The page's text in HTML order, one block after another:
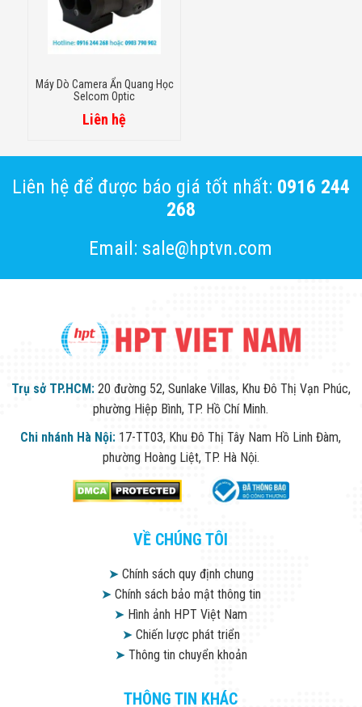
Máy Dò Camera Ẩn Quang Học
Selcom Optic
Liên hệ
Liên hệ để được báo giá tốt nhất: 0916 244
268
Email: sale@hptvn.com
Trụ sở TP.HCM: 20 đường 52, Sunlake Villas, Khu Đô Thị Vạn Phúc,
phường Hiệp Bình, TP. Hồ Chí Minh.
Chi nhánh Hà Nội: 17-TT03, Khu Đô Thị Tây Nam Hồ Linh Đàm,
phường Hoàng Liệt, TP. Hà Nội.
VỀ CHÚNG TÔI
➤Chính sách quy định chung
➤Chính sách bảo mật thông tin
➤ Hình ảnh HPT Việt Nam
➤Chiến lược phát triển
➤Thông tin chuyển khoản
THÔNG TIN KHÁC